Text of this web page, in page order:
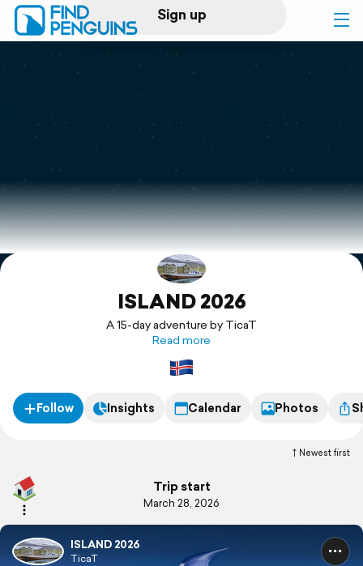
Sign up
Log in
Print a book
Flyover video
Explore
ISLAND 2026
A 15-day adventure by TicaT
Read more
Follow Insights Calendar Photos
Newest first
Trip start
March 28, 2026
ISLAND 2026
TicaT